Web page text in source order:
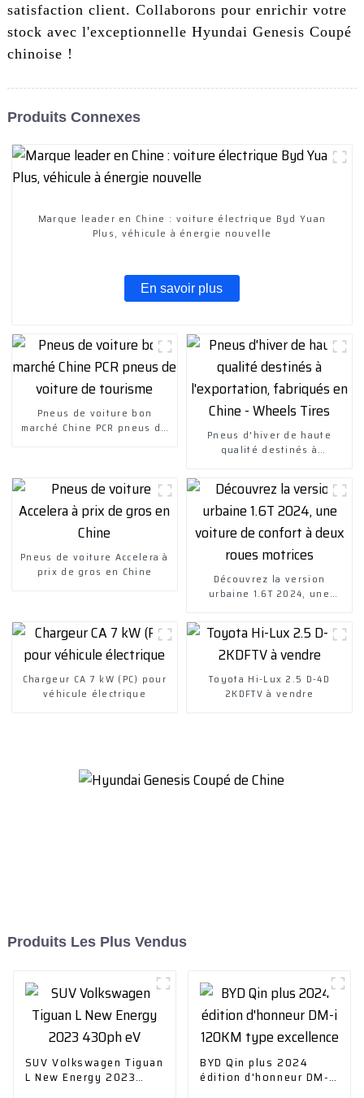
satisfaction client. Collaborons pour enrichir votre
stock avec l'exceptionnelle Hyundai Genesis Coupé
chinoise !
Produits Connexes
Marque leader en Chine : voiture électrique Byd Yuan
Plus, véhicule à énergie nouvelle
En savoir plus
Pneus de voiture bon
marché Chine PCR pneus de
Pneus d'hiver de haute
qualité destinés à
Pneus de voiture Accelera à
prix de gros en Chine
Découvrez la version
urbaine 1.6T 2024, une
Chargeur CA 7 kW (PC) pour
véhicule électrique
Toyota Hi-Lux 2.5 D-4D
2KDFTV à vendre
Produits Les Plus Vendus
SUV Volkswagen Tiguan
L New Energy 2023
BYD Qin plus 2024
édition d'honneur DM-i